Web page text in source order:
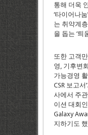
통해 더욱
‘타이어나
는 취약계
을 돕는 ‘틔
또한 고객
영, 기후변
가능경영
CSR 보고
사에서 주
이션 대회
Galaxy
지하기도